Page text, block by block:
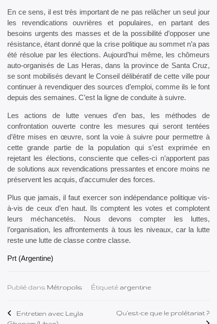
En ce sens, il est très important de ne pas relâcher un seul jour
les revendications ouvrières et populaires, en partant des
besoins urgents des masses et de la possibilité d’opposer une
résistance, étant donné que la crise politique au sommet n’a pas
été résolue par les élections. Aujourd’hui même, les chômeurs
auto-organisés de Las Heras, dans la province de Santa Cruz,
se sont mobilisés devant le Conseil délibératif de cette ville pour
continuer à revendiquer des sources d’emploi, comme ils le font
depuis des semaines. C’est la ligne de conduite à suivre.
Les actions de lutte venues d’en bas, les méthodes de
confrontation ouverte contre les mesures qui seront tentées
d’être mises en œuvre, sont la voie à suivre pour permettre à
cette grande partie de la population qui s’est exprimée en
rejetant les élections, consciente que celles-ci n’apportent pas
de solutions aux revendications pressantes et encore moins ne
préservent les acquis, d’accumuler des forces.
Plus que jamais, il faut exercer son indépendance politique vis-
à-vis de ceux d’en haut. Ils comptent les votes et complotent
leurs méchancetés. Nous devons compter les luttes,
l’organisation, les affrontements à tous les niveaux, car la lutte
reste une lutte de classe contre classe.
Prt (Argentine)
Publié dans Métropolis Étiqueté argentine
Navigation
Entretien avec Leyla
Qu’est-ce que le prolétariat ?